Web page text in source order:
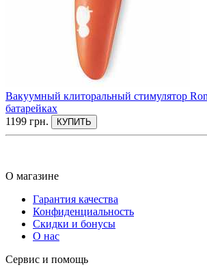
Вакуумный клиторальный стимулятор
батарейках
1199 грн.
КУПИТЬ
О магазине
Гарантия качества
Конфиденциальность
Скидки и бонусы
О нас
Сервис и помощь